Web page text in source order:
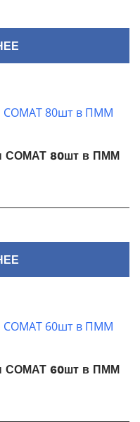
СОМАТ 80шт в ПММ
СОМАТ 60шт в ПММ